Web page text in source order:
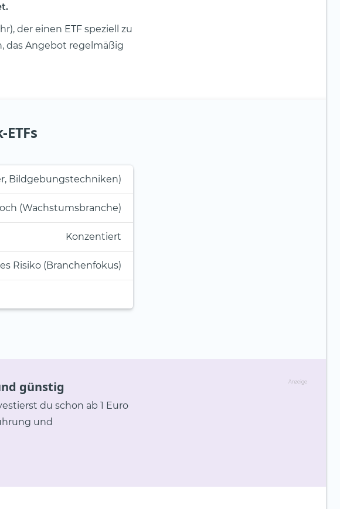
der einen ETF speziell zu
das Angebot regelmäßig
Bildgebungstechniken)
(Wachstumsbranche)
Konzentiert
Risiko (Branchenfokus)
Anzeige
günstig
du schon ab 1 Euro
und